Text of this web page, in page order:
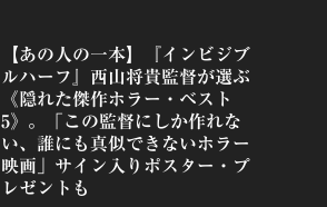
【あの人の一本】『インビジブ
ルハーフ』⻄⼭将貴監督が選ぶ
《隠れた傑作ホラー・ベスト
5》。「この監督にしか作れな
い、誰にも真似できないホラー
映画」サイン入りポスター・プ
レゼントも